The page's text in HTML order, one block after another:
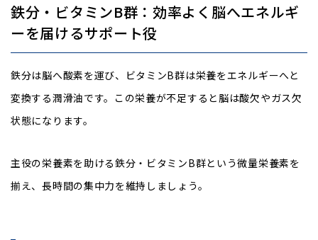
鉄分・ビタミンB群：効率よく脳へエネルギ
ーを届けるサポート役
鉄分は脳へ酸素を運び、ビタミンB群は栄養をエネルギーへと
変換する潤滑油です。この栄養が不足すると脳は酸欠やガス欠
状態になります。
主役の栄養素を助ける鉄分・ビタミンB群という微量栄養素を
揃え、長時間の集中力を維持しましょう。